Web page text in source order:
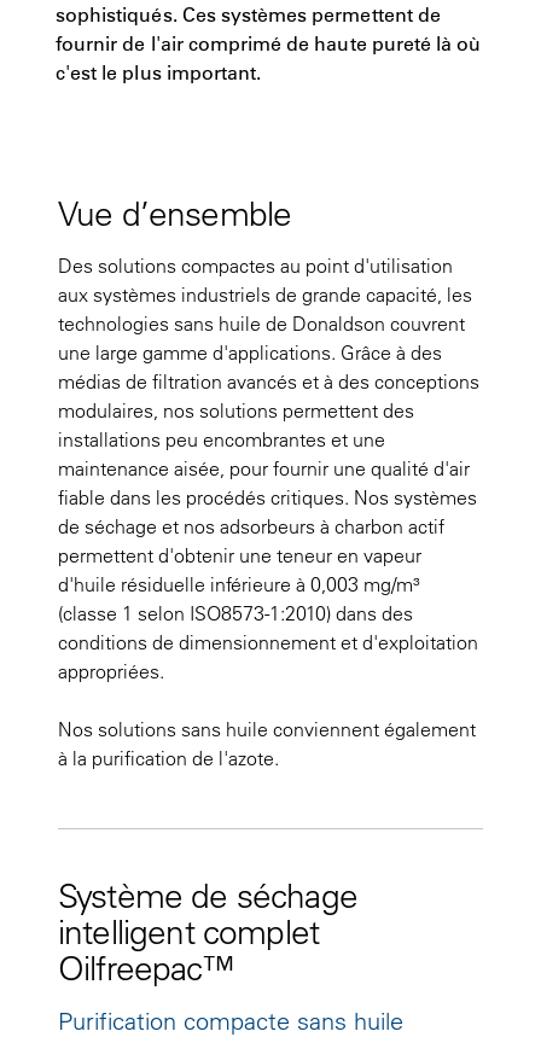
sophistiqués. Ces systèmes permettent de
fournir de l'air comprimé de haute pureté là où
c'est le plus important.
Vue d’ensemble
Des solutions compactes au point d'utilisation
aux systèmes industriels de grande capacité, les
technologies sans huile de Donaldson couvrent
une large gamme d'applications. Grâce à des
médias de filtration avancés et à des conceptions
modulaires, nos solutions permettent des
installations peu encombrantes et une
maintenance aisée, pour fournir une qualité d'air
fiable dans les procédés critiques. Nos systèmes
de séchage et nos adsorbeurs à charbon actif
permettent d'obtenir une teneur en vapeur
d'huile résiduelle inférieure à 0,003 mg/m³
(classe 1 selon ISO8573-1:2010) dans des
conditions de dimensionnement et d'exploitation
appropriées.
Nos solutions sans huile conviennent également
à la purification de l'azote.
Système de séchage
intelligent complet
Oilfreepac™
Purification compacte sans huile